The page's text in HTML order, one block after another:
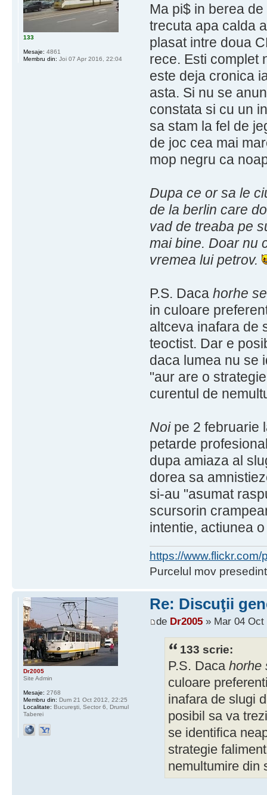
Ma pi$ in berea
trecuta apa calda
plasat intre doua
rece. Esti complet
este deja cronica
asta. Si nu se
constata si cu un
sa stam la fel de
de joc cea mai
mop negru ca
Dupa ce or sa le
de la berlin care
vad de treaba pe
mai bine. Doar nu
vremea lui petrov.
P.S. Daca horhe
in culoare
altceva inafara de
teoctist. Dar e
daca lumea nu se
"aur are o
curentul de
Noipe 2 februarie
petarde
dupa amiaza al
dorea sa
si-au "asumat
scursorin
intentie, actiunea
https://
Purcelul mov
133
Mesaje: 4861
Membru din: Joi 07 Apr 2016, 22:04
Re: Discuţii
de Dr2005» Mar 04 Oct
133 scrie:
P.S. Daca horhe
culoare
inafara de slugi
posibil sa va
se identifica
strategie
nemultumire din
Dr2005
Site Admin
Mesaje: 2768
Membru din: Dum 21 Oct 2012, 22:25
Localitate: Bucureşti, Sector 6, Drumul
Taberei